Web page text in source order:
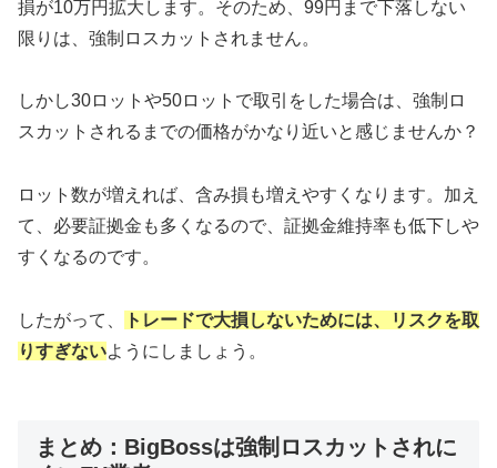
損が10万円拡大します。そのため、99円まで下落しない
限りは、強制ロスカットされません。
しかし30ロットや50ロットで取引をした場合は、強制ロ
スカットされるまでの価格がかなり近いと感じませんか？
ロット数が増えれば、含み損も増えやすくなります。加え
て、必要証拠金も多くなるので、証拠金維持率も低下しや
すくなるのです。
したがって、
トレードで大損しないためには、リスクを取
りすぎないようにしましょう。
まとめ：BigBossは強制ロスカットされに